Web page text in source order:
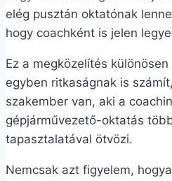
elég pusztán oktatónak
hogy coachként is jelen
Ez a megközelítés
egyben ritkaságnak is
szakember van, aki a
gépjárművezető-oktatás
tapasztalatával ötvözi.
Nemcsak azt figyelem,